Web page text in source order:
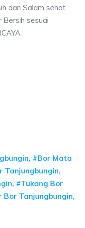
dan Salam sehat
Bersih sesuai
#Bor Mata
Tanjungbungin,
#Tukang Bor
Bor Tanjungbungin,